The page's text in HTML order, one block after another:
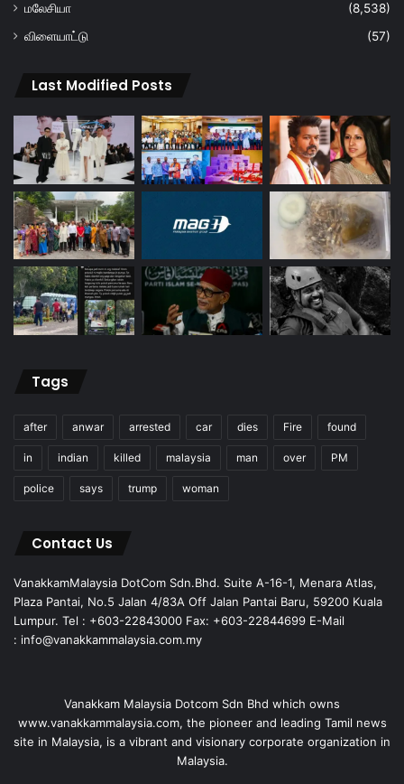
மலேசியா
(8,538)
விளையாட்டு
(57)
Last Modified Posts
Tags
after anwar arrested car dies Fire found
in indian killed malaysia man over PM
police says trump woman
Contact Us
VanakkamMalaysia DotCom Sdn.Bhd. Suite A-16-1, Menara Atlas,
Plaza Pantai, No.5 Jalan 4/83A Off Jalan Pantai Baru, 59200 Kuala
Lumpur. Tel : +603-22843000 Fax: +603-22844699 E-Mail
: info@vanakkammalaysia.com.my
Vanakkam Malaysia Dotcom Sdn Bhd which owns
www.vanakkammalaysia.com, the pioneer and leading Tamil news
site in Malaysia, is a vibrant and visionary corporate organization in
Malaysia.